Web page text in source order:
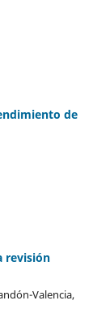
de
revisión
Valencia,